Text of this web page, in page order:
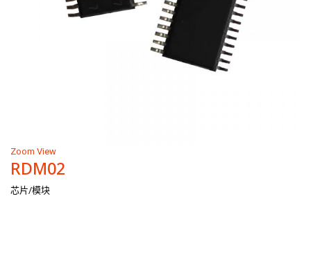
Zoom View
RDM02
芯片/模块